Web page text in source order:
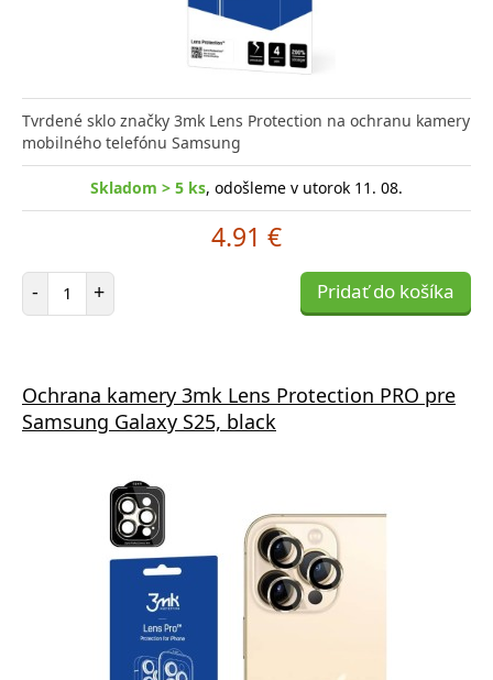
Tvrdené sklo značky 3mk Lens Protection na ochranu kamery
mobilného telefónu Samsung
Skladom > 5 ks, odošleme v utorok 11. 08.
4.91 €
- Počet položiek
+ Pridať do košíka
Ochrana kamery 3mk Lens Protection PRO pre
Samsung Galaxy S25, black